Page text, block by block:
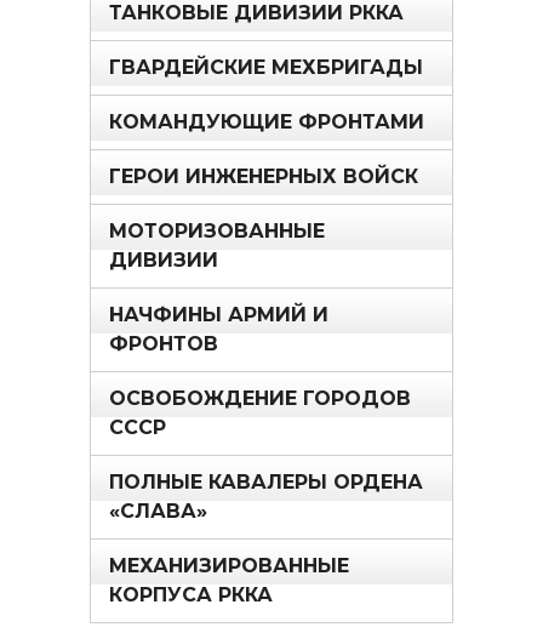
ТАНКОВЫЕ ДИВИЗИИ РККА
ГВАРДЕЙСКИЕ МЕХБРИГАДЫ
КОМАНДУЮЩИЕ ФРОНТАМИ
ГЕРОИ ИНЖЕНЕРНЫХ ВОЙСК
МОТОРИЗОВАННЫЕ
ДИВИЗИИ
НАЧФИНЫ АРМИЙ И
ФРОНТОВ
ОСВОБОЖДЕНИЕ ГОРОДОВ
СССР
ПОЛНЫЕ КАВАЛЕРЫ ОРДЕНА
«СЛАВА»
МЕХАНИЗИРОВАННЫЕ
КОРПУСА РККА